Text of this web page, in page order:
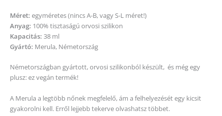
Méret: egyméretes (nincs A-B, vagy S-L méret!)
Anyag: 100% tisztaságú orvosi szilikon
Kapacitás: 38 ml
Gyártó: Merula, Németország
Németországban gyártott, orvosi szilikonból készült, és még egy
plusz: ez vegán termék!
A Merula a legtöbb nőnek megfelelő, ám a felhelyezését egy kicsit
gyakorolni kell. Erről lejjebb tekerve olvashatsz többet.